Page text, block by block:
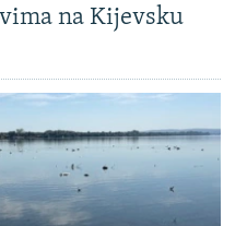
na Kijevsku